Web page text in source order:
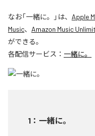
なお「一緒に。 」は、 Apple
Music、 Amazon Music
ができる。
各配信サービス： 一緒に。
1 ： 一緒に。